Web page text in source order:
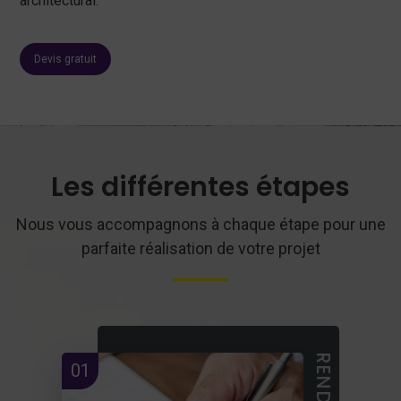
Devis gratuit
Les différentes étapes
Nous vous accompagnons à chaque étape pour une
parfaite réalisation de votre projet
01